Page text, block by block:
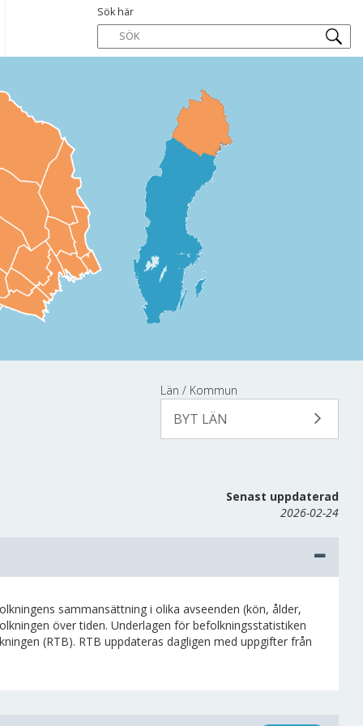
Sök här
Län / Kommun
BYT LÄN
Senast uppdaterad
2026-02-24
sammansättning i olika avseenden (kön, ålder,
över tiden. Underlagen för befolkningsstatistiken
(RTB). RTB uppdateras dagligen med uppgifter från